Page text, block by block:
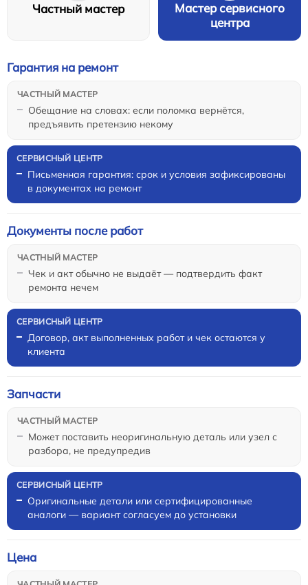
Частный мастер
Мастер сервисного
центра
Обещание на словах: если поломка вернётся,
предъявить претензию некому
Гарантия на ремонт
Письменная гарантия: срок и условия зафиксированы
в документах на ремонт
Чек и акт обычно не выдаёт — подтвердить факт
ремонта нечем
Документы после работ
Договор, акт выполненных работ и чек остаются у
клиента
Может поставить неоригинальную деталь или узел с
разбора, не предупредив
Запчасти
Оригинальные детали или сертифицированные
аналоги — вариант согласуем до установки
Цена